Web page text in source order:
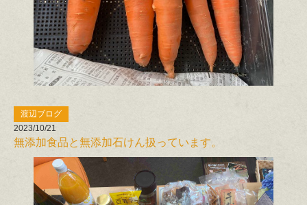
渡辺ブログ
2023/10/21
無添加食品と無添加石けん扱っています。